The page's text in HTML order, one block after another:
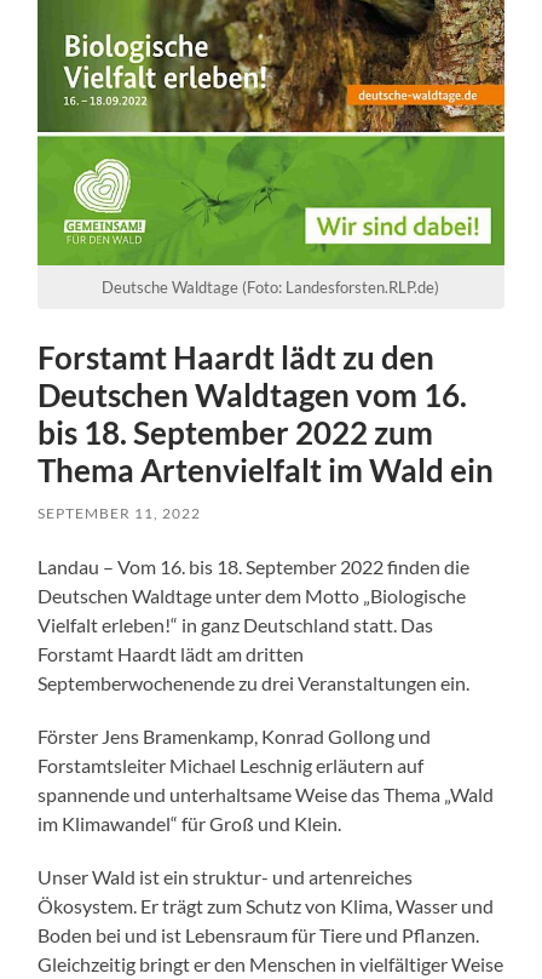
Deutsche Waldtage (Foto: Landesforsten.RLP.de)
Forstamt Haardt lädt zu den
Deutschen Waldtagen vom 16.
bis 18. September 2022 zum
Thema Artenvielfalt im Wald ein
SEPTEMBER 11, 2022
Landau – Vom 16. bis 18. September 2022 finden die
Deutschen Waldtage unter dem Motto „Biologische
Vielfalt erleben!“ in ganz Deutschland statt. Das
Forstamt Haardt lädt am dritten
Septemberwochenende zu drei Veranstaltungen ein.
Förster Jens Bramenkamp, Konrad Gollong und
Forstamtsleiter Michael Leschnig erläutern auf
spannende und unterhaltsame Weise das Thema „Wald
im Klimawandel“ für Groß und Klein.
Unser Wald ist ein struktur- und artenreiches
Ökosystem. Er trägt zum Schutz von Klima, Wasser und
Boden bei und ist Lebensraum für Tiere und Pflanzen.
Gleichzeitig bringt er den Menschen in vielfältiger Weise